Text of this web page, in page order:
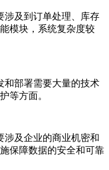
涉及到订单处理、库存
模块，系统复杂度较
和部署需要大量的技术
等方面。
涉及企业的商业机密和
保障数据的安全和可靠